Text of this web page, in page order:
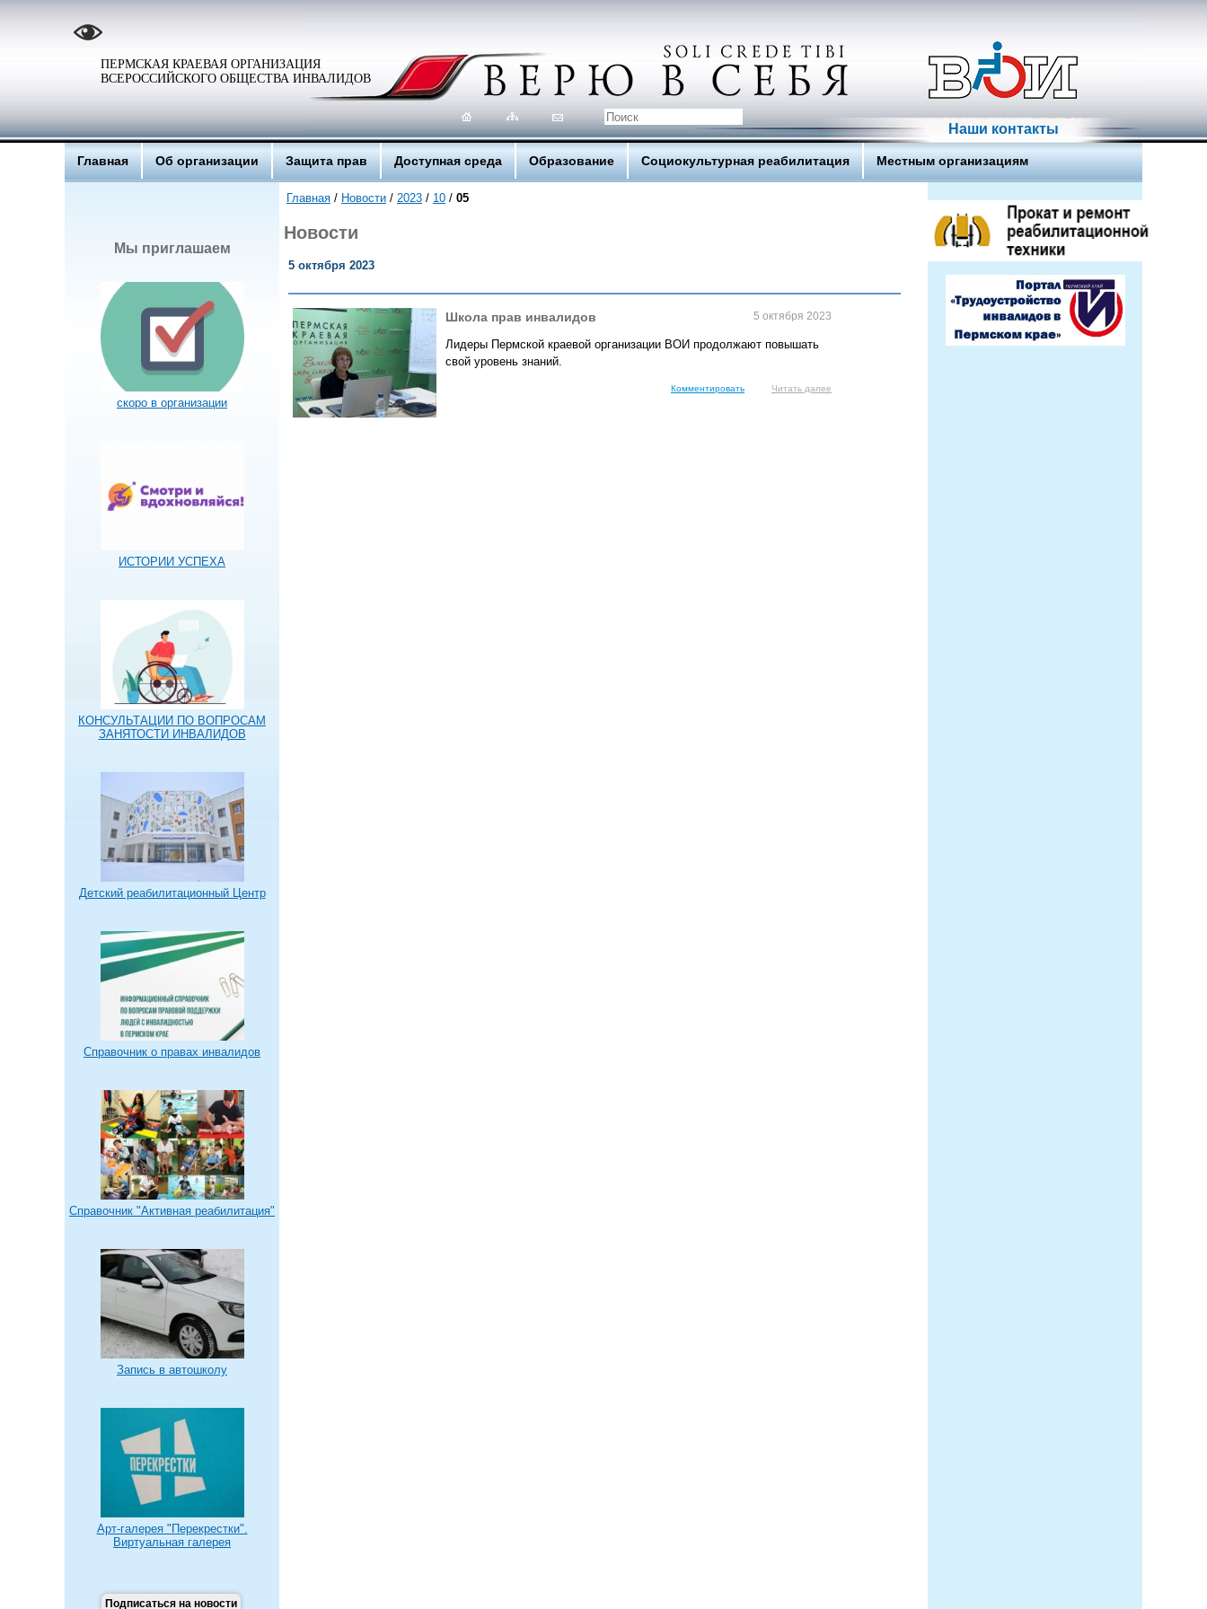
ПЕРМСКАЯ КРАЕВАЯ ОРГАНИЗАЦИЯ
ВСЕРОССИЙСКОГО ОБЩЕСТВА ИНВАЛИДОВ
Наши контакты
Главная Об организации Защита прав Доступная среда Образование Социокультурная реабилитация Местным организациям
Мы приглашаем
скоро в организации
ИСТОРИИ УСПЕХА
КОНСУЛЬТАЦИИ ПО ВОПРОСАМ
ЗАНЯТОСТИ ИНВАЛИДОВ
Детский реабилитационный Центр
Справочник о правах инвалидов
Справочник "Активная реабилитация"
Запись в автошколу
Арт-галерея "Перекрестки".
Виртуальная галерея
Подписаться на новости
Главная / Новости / 2023 / 10 / 05
Новости
5 октября 2023
5 октября 2023
Школа прав инвалидов
Лидеры Пермской краевой организации ВОИ продолжают повышать
свой уровень знаний.
Читать далее
Комментировать